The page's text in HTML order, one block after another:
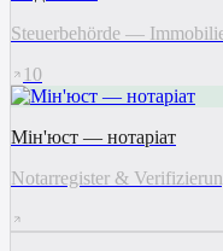
Steuerbehörde —
10
Мін'юст — нотаріат
Notarregister &